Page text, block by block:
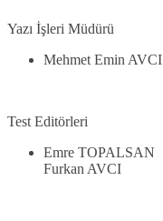
Yazı İşleri Müdürü
Mehmet Emin AVCI
Test Editörleri
Emre TOPALSAN
Furkan AVCI